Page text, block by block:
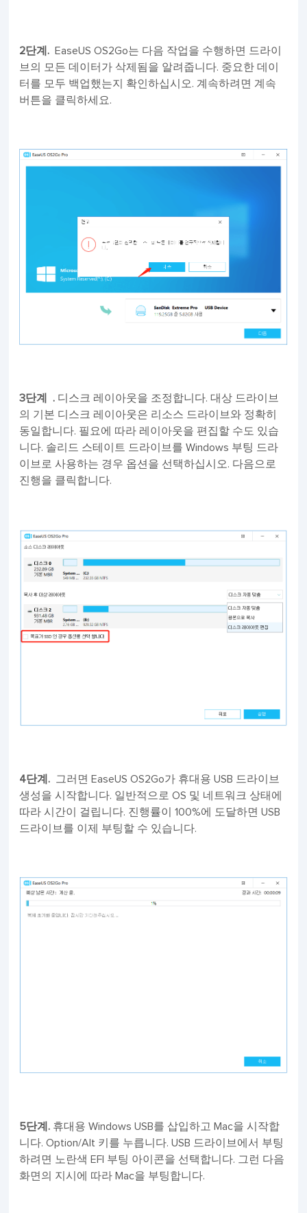
2단계. EaseUS OS2Go는 다음 작업을 수행하면 드라이
브의 모든 데이터가 삭제됨을 알려줍니다. 중요한 데이
터를 모두 백업했는지 확인하십시오. 계속하려면 계속
버튼을 클릭하세요.
3단계 . 디스크 레이아웃을 조정합니다. 대상 드라이브
의 기본 디스크 레이아웃은 리소스 드라이브와 정확히
동일합니다. 필요에 따라 레이아웃을 편집할 수도 있습
니다. 솔리드 스테이트 드라이브를 Windows 부팅 드라
이브로 사용하는 경우 옵션을 선택하십시오. 다음으로
진행을 클릭합니다.
4단계. 그러면 EaseUS OS2Go가 휴대용 USB 드라이브
생성을 시작합니다. 일반적으로 OS 및 네트워크 상태에
따라 시간이 걸립니다. 진행률이 100%에 도달하면 USB
드라이브를 이제 부팅할 수 있습니다.
5단계. 휴대용 Windows USB를 삽입하고 Mac을 시작합
니다. Option/Alt 키를 누릅니다. USB 드라이브에서 부팅
하려면 노란색 EFI 부팅 아이콘을 선택합니다. 그런 다음
화면의 지시에 따라 Mac을 부팅합니다.